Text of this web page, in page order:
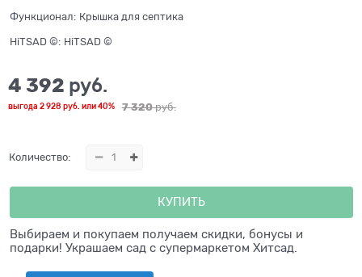
Функционал: Крышка для септика
HiTSAD ©: HiTSAD ©
7 320 руб.
4 392 руб.
выгода 2 928 руб. или40%
Количество:
КУПИТЬ
Выбираем и покупаем получаем скидки, бонусы и
подарки! Украшаем сад с супермаркетом Хитсад.